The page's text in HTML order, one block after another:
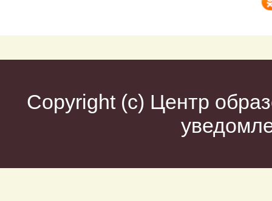
Copyright (c) Центр